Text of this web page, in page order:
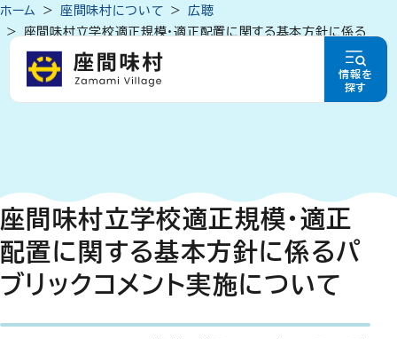
情報を
探す
ホーム 座間味村について
広聴
座間味村立学校適正規模・適正配置に関する基本方針に係る
パブリックコメント実施について
座間味村立学校適正規模・適正
配置に関する基本方針に係るパ
ブリックコメント実施について